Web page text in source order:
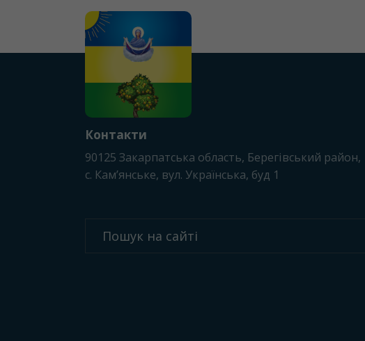
Контакти
90125 Закарпатська область, Берегівський район,
с. Камʼянське, вул. Українська, буд 1